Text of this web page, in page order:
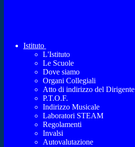
Istituto
L'Istituto
Le Scuole
Dove siamo
Organi Collegiali
Atto di indirizzo del
P.T.O.F.
Indirizzo Musicale
Laboratori STEAM
Regolamenti
Invalsi
Autovalutazione